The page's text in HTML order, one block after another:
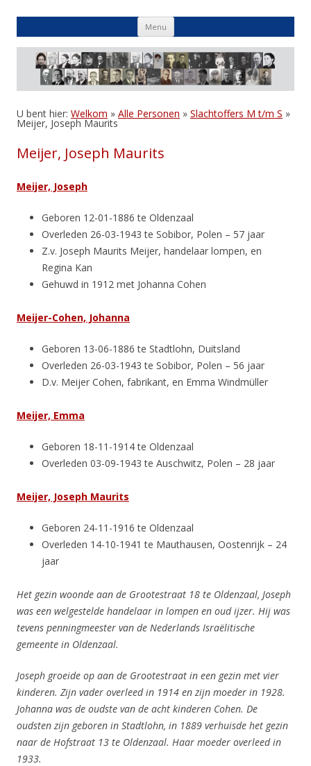
Menu Skip
content
U bent hier: Welkom » Alle Personen » Slachtoffers M t/m S »
Meijer, Joseph Maurits
Meijer, Joseph Maurits
Meijer, Joseph
Geboren 12-01-1886 te Oldenzaal
Overleden 26-03-1943 te Sobibor, Polen – 57 jaar
Z.v. Joseph Maurits Meijer, handelaar lompen, en
Regina Kan
Gehuwd in 1912 met Johanna Cohen
Meijer-Cohen, Johanna
Geboren 13-06-1886 te Stadtlohn, Duitsland
Overleden 26-03-1943 te Sobibor, Polen – 56 jaar
D.v. Meijer Cohen, fabrikant, en Emma Windmüller
Meijer, Emma
Geboren 18-11-1914 te Oldenzaal
Overleden 03-09-1943 te Auschwitz, Polen – 28 jaar
Meijer, Joseph Maurits
Geboren 24-11-1916 te Oldenzaal
Overleden 14-10-1941 te Mauthausen, Oostenrijk – 24
jaar
Het gezin woonde aan de Grootestraat 18 te Oldenzaal, Joseph
was een welgestelde handelaar in lompen en oud ijzer. Hij was
tevens penningmeester van de Nederlands Israëlitische
gemeente in Oldenzaal.
Joseph groeide op aan de Grootestraat in een gezin met vier
kinderen. Zijn vader overleed in 1914 en zijn moeder in 1928.
Johanna was de oudste van de acht kinderen Cohen. De
oudsten zijn geboren in Stadtlohn, in 1889 verhuisde het gezin
naar de Hofstraat 13 te Oldenzaal. Haar moeder overleed in
1933.